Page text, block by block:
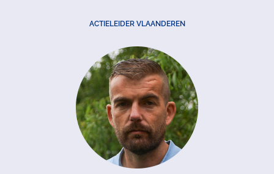
ACTIELEIDER VLAANDEREN